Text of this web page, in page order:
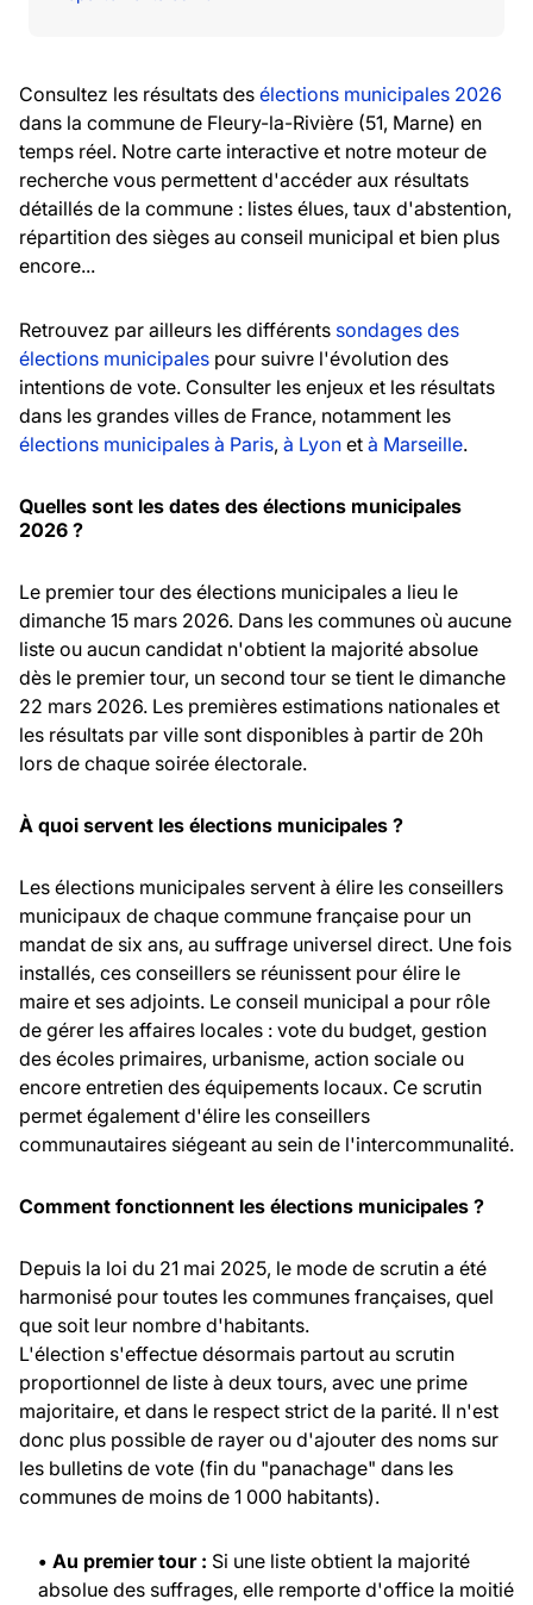
Consultez les résultats des élections municipales 2026
dans la commune de Fleury-la-Rivière (51, Marne) en
temps réel. Notre carte interactive et notre moteur de
recherche vous permettent d'accéder aux résultats
détaillés de la commune : listes élues, taux d'abstention,
répartition des sièges au conseil municipal et bien plus
encore...
Retrouvez par ailleurs les différents sondages des
élections municipales pour suivre l'évolution des
intentions de vote. Consulter les enjeux et les résultats
dans les grandes villes de France, notamment les
élections municipales à Paris, à Lyon et à Marseille.
Quelles sont les dates des élections municipales
2026 ?
Le premier tour des élections municipales a lieu le
dimanche 15 mars 2026. Dans les communes où aucune
liste ou aucun candidat n'obtient la majorité absolue
dès le premier tour, un second tour se tient le dimanche
22 mars 2026. Les premières estimations nationales et
les résultats par ville sont disponibles à partir de 20h
lors de chaque soirée électorale.
À quoi servent les élections municipales ?
Les élections municipales servent à élire les conseillers
municipaux de chaque commune française pour un
mandat de six ans, au suffrage universel direct. Une fois
installés, ces conseillers se réunissent pour élire le
maire et ses adjoints. Le conseil municipal a pour rôle
de gérer les affaires locales : vote du budget, gestion
des écoles primaires, urbanisme, action sociale ou
encore entretien des équipements locaux. Ce scrutin
permet également d'élire les conseillers
communautaires siégeant au sein de l'intercommunalité.
Comment fonctionnent les élections municipales ?
Depuis la loi du 21 mai 2025, le mode de scrutin a été
harmonisé pour toutes les communes françaises, quel
que soit leur nombre d'habitants.
L'élection s'effectue désormais partout au scrutin
proportionnel de liste à deux tours, avec une prime
majoritaire, et dans le respect strict de la parité. Il n'est
donc plus possible de rayer ou d'ajouter des noms sur
les bulletins de vote (fin du "panachage" dans les
communes de moins de 1 000 habitants).
• Au premier tour : Si une liste obtient la majorité
absolue des suffrages, elle remporte d'office la moitié